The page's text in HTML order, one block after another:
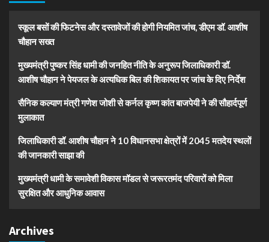
स्कूल बसों की फिटनेस और दस्तावेजों की होगी नियमित जांच, डीएम डॉ. आशीष
चौहान सख्त
मुख्यमंत्री पुष्कर सिंह धामी की जनहित नीति के अनुरूप जिलाधिकारी डॉ.
आशीष चौहान ने पेयजल के अत्यधिक बिल की शिकायत पर जांच के दिए निर्देश
सैनिक कल्याण मंत्री गणेश जोशी से कर्नल कृष्ण कांत बाजपेयी ने की सौहार्दपूर्ण
मुलाकात
जिलाधिकारी डॉ. आशीष चौहान ने 10 विधानसभा क्षेत्रों में 2045 मतदेय स्थलों
की जानकारी साझा की
मुख्यमंत्री धामी के समावेशी विकास मॉडल से जरूरतमंद परिवारों को मिला
सुरक्षित और आधुनिक आवास
Archives